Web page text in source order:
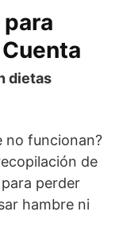
dietas
no funcionan?
de
perder
hambre ni